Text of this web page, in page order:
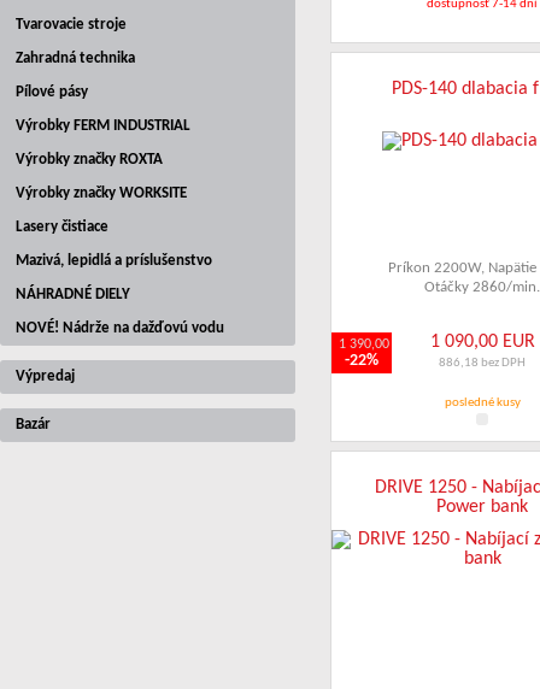
Tvarovacie stroje
Zahradná technika
Pílové pásy
Výrobky FERM INDUSTRIAL
Výrobky značky ROXTA
Výrobky značky WORKSITE
Lasery čistiace
Mazivá, lepidlá a príslušenstvo
NÁHRADNÉ DIELY
NOVÉ! Nádrže na dažďovú vodu
Výpredaj
Bazár
dostupnosť 7-14 dní
PDS-140 dlabacia
Príkon 2200W, Napätie
Otáčky 2860/min.
1 390,00
-22%
1 090,00 EUR
886,18 bez DPH
posledné kusy
DRIVE 1250 -
Power bank